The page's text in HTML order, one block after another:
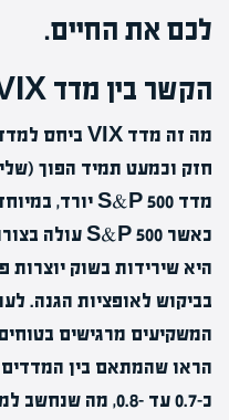
לכם את החיים.
הקשר בין מדד VIX למדד S&P 500
חזק וכמעט תמיד הפוך
היא שירידות בשוק
בביקוש לאופציות הגנה.
המשקיעים מרגישים
הראו שהמתאם בין המדדים
כ-0.7 עד -0.8, מה